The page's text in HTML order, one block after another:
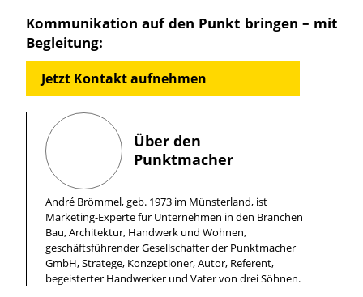
Kommunikation auf den Punkt bringen – mit
Begleitung:
Jetzt Kontakt aufnehmen
Über den
Punktmacher
André Brömmel, geb. 1973 im Münsterland, ist
Marketing-Experte für Unternehmen in den Branchen
Bau, Architektur, Handwerk und Wohnen,
geschäftsführender Gesellschafter der Punktmacher
GmbH, Stratege, Konzeptioner, Autor, Referent,
begeisterter Handwerker und Vater von drei Söhnen.